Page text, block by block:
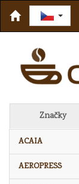
Značky
ACAIA
AEROPRESS